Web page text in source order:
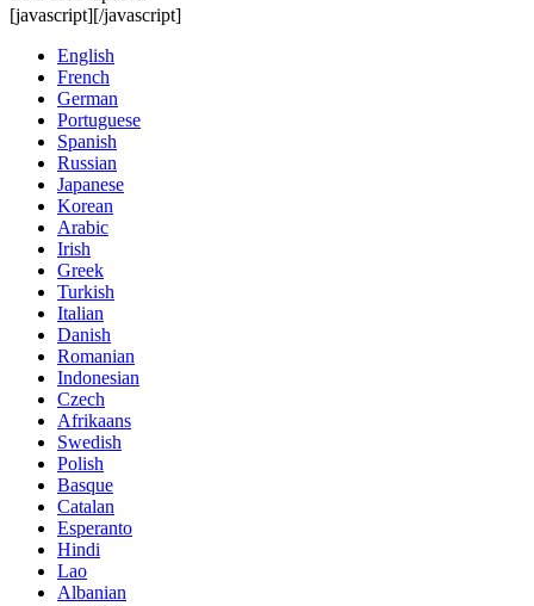
[javascript][/javascript]
English
French
German
Portuguese
Spanish
Russian
Japanese
Korean
Arabic
Irish
Greek
Turkish
Italian
Danish
Romanian
Indonesian
Czech
Afrikaans
Swedish
Polish
Basque
Catalan
Esperanto
Hindi
Lao
Albanian